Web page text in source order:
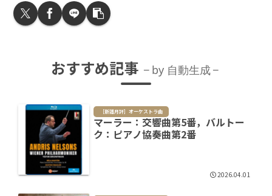
おすすめ記事 by 自動生成
［新譜月評］オーケストラ曲
マーラー：交響曲第5番，バルトー
ク：ピアノ協奏曲第2番
2026.04.01